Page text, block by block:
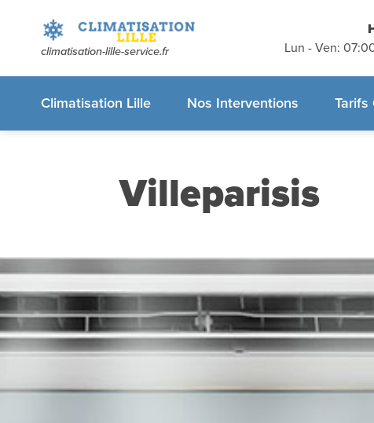
climatisation-lille-service.fr
Lun - Ven:
Climatisation Lille Nos Interventions Tarifs
gratuits
sans
appelez-
Villeparisis